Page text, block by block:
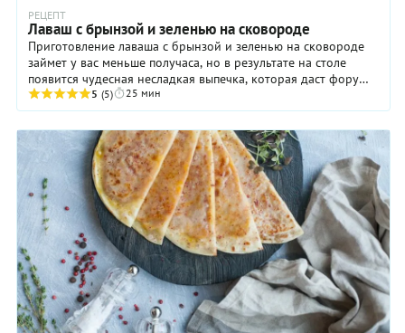
РЕЦЕПТ
Лаваш с брынзой и зеленью на сковороде
Приготовление лаваша с брынзой и зеленью на сковороде
займет у вас меньше получаса, но в результате на столе
появится чудесная несладкая выпечка, которая даст фору
той же суперпопулярной у нас пицце. ...
5 (5) 25 мин